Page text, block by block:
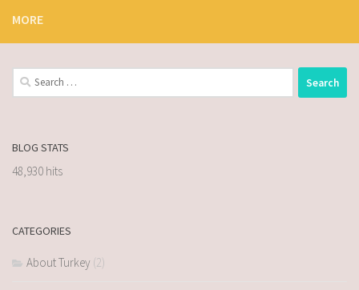
MORE
BLOG STATS
48,930 hits
CATEGORIES
About Turkey (2)